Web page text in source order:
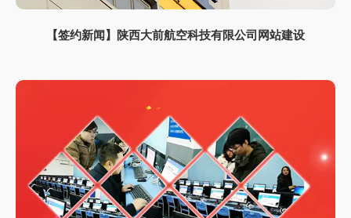
【签约新闻】陕西大前航空科技有限公司网站建设